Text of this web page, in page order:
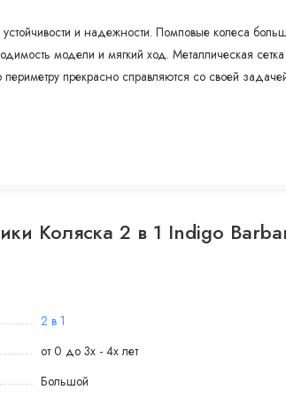
и надежности. Помповые колеса
модели и мягкий ход. Металлическая
прекрасно справляются со своей
Коляска 2 в 1 Indigo
2 в 1
от 0 до 3х - 4х лет
Большой